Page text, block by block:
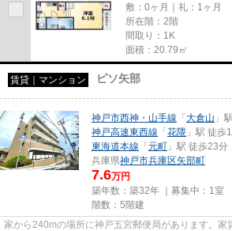
敷：0ヶ月｜礼：1ヶ月
所在階：2階
間取り：1K
面積：20.79㎡
賃貸｜マンション ピソ矢部
神戸市西神・山手線 「 大倉山 」
神戸高速東西線 「 花隈 」駅 徒歩
東海道本線 「 元町 」駅 徒歩23分
兵庫県神戸市兵庫区矢部町
7.6万円
築年数：築32年 ｜募集中： 1室
階数：5階建
家から240mの場所に神戸五宮郵便局があります。家